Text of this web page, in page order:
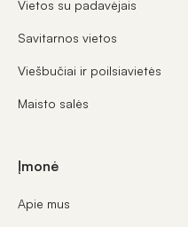
Vietos su padavėjais
Savitarnos vietos
Viešbučiai ir poilsiavietės
Maisto salės
Įmonė
Apie mus